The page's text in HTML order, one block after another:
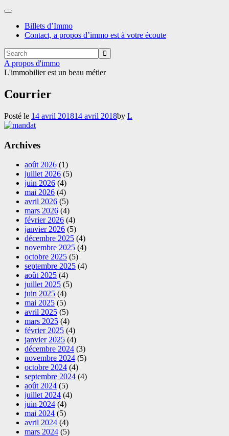
Afficher/masquer
navigationBillets d’Immo
Contact, a propos d’immo est à votre écoute
A propos d'immo
L'immobilier est un beau métier
Courrier
Posté le 14 avril 201814 avril 2018by L
Archives
août 2026 (1)
juillet 2026 (5)
juin 2026 (4)
mai 2026 (4)
avril 2026 (5)
mars 2026 (4)
février 2026 (4)
janvier 2026 (5)
décembre 2025 (4)
novembre 2025 (4)
octobre 2025 (5)
septembre 2025 (4)
août 2025 (4)
juillet 2025 (5)
juin 2025 (4)
mai 2025 (5)
avril 2025 (5)
mars 2025 (4)
février 2025 (4)
janvier 2025 (4)
décembre 2024 (3)
novembre 2024 (5)
octobre 2024 (4)
septembre 2024 (4)
août 2024 (5)
juillet 2024 (4)
juin 2024 (4)
mai 2024 (5)
avril 2024 (4)
mars 2024 (5)